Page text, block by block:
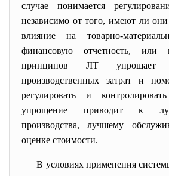
случае понимается
независимо от того, имеют ли они
влияние на товарно-
финансовую отчетность, или
принципов JIT упрощает
производственных затрат и
регулировать и
упрощение приводит к
производства, лучшему
оценке стоимости.
В условиях применения